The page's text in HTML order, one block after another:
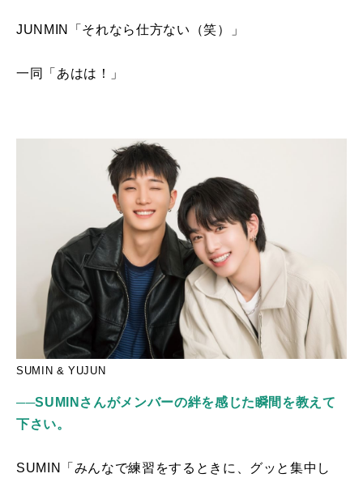
JUNMIN「それなら仕方ない（笑）」
一同「あはは！」
SUMIN & YUJUN
──SUMINさんがメンバーの絆を感じた瞬間を教えて
下さい。
SUMIN「みんなで練習をするときに、グッと集中し